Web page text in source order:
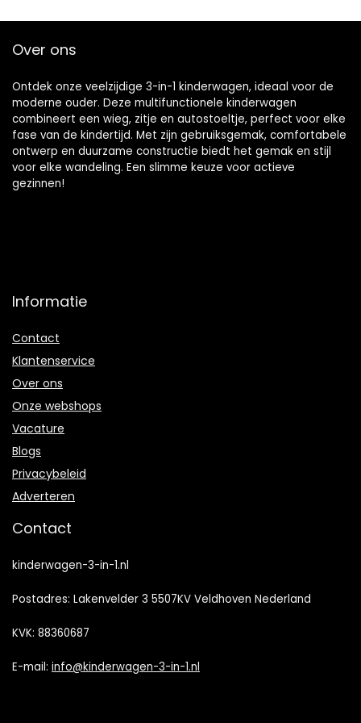
Over ons
Ontdek onze veelzijdige 3-in-1 kinderwagen, ideaal voor de
moderne ouder. Deze multifunctionele kinderwagen
combineert een wieg, zitje en autostoeltje, perfect voor elke
fase van de kindertijd. Met zijn gebruiksgemak, comfortabele
ontwerp en duurzame constructie biedt het gemak en stijl
voor elke wandeling. Een slimme keuze voor actieve
gezinnen!
Informatie
Contact
Klantenservice
Over ons
Onze webshops
Vacature
Blogs
Privacybeleid
Adverteren
Contact
kinderwagen-3-in-1.nl
Postadres: Lakenvelder 3 5507KV Veldhoven Nederland
KVK: 88360687
E-mail: info@kinderwagen-3-in-1.nl